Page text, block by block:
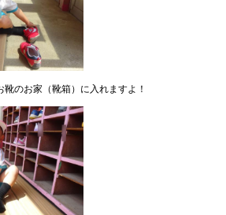
のお家（靴箱）に入れますよ！